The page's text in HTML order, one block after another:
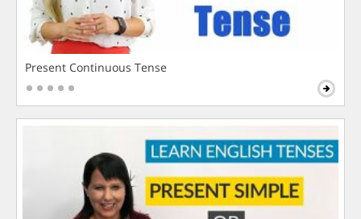
Present Continuous Tense